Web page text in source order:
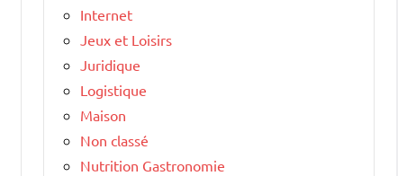
Internet
Jeux et Loisirs
Juridique
Logistique
Maison
Non classé
Nutrition Gastronomie